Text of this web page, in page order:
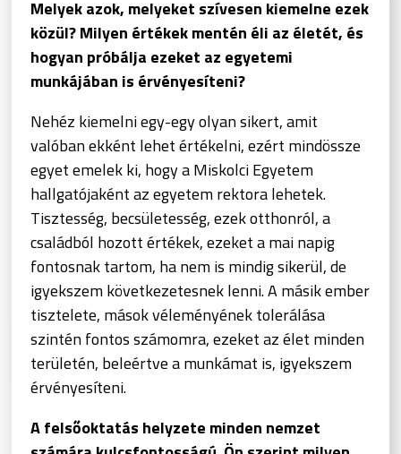
Melyek azok, melyeket szívesen kiemelne ezek
közül? Milyen értékek mentén éli az életét, és
hogyan próbálja ezeket az egyetemi
munkájában is érvényesíteni?
Nehéz kiemelni egy-egy olyan sikert, amit
valóban ekként lehet értékelni, ezért mindössze
egyet emelek ki, hogy a Miskolci Egyetem
hallgatójaként az egyetem rektora lehetek.
Tisztesség, becsületesség, ezek otthonról, a
családból hozott értékek, ezeket a mai napig
fontosnak tartom, ha nem is mindig sikerül, de
igyekszem következetesnek lenni. A másik ember
tisztelete, mások véleményének tolerálása
szintén fontos számomra, ezeket az élet minden
területén, beleértve a munkámat is, igyekszem
érvényesíteni.
A felsőoktatás helyzete minden nemzet